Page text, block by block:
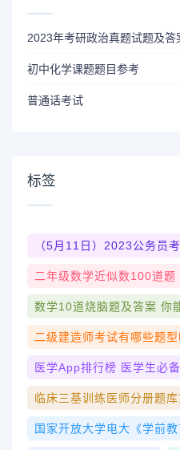
2023年考研政治真题试题及答
初中化学课题题目参考
普通话考试
标签
（5月11日）2023公务员
二年级数学近似数100道题
数学10道烧脑题及答案 你
二级建造师考试有哪些题型
医学app排行榜 医学生必
临床三基训练医师分册题
国家开放大学电大《学前